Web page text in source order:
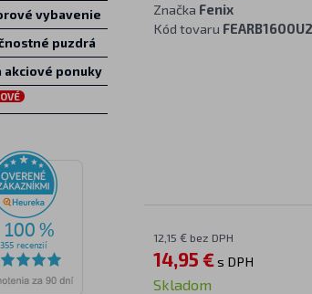
Značka Fenix
Kód tovaru FEARB1600U2
12,15 € bez DPH
14,95 € s DPH
Skladom
vybavenie
puzdrá
akciové ponuky